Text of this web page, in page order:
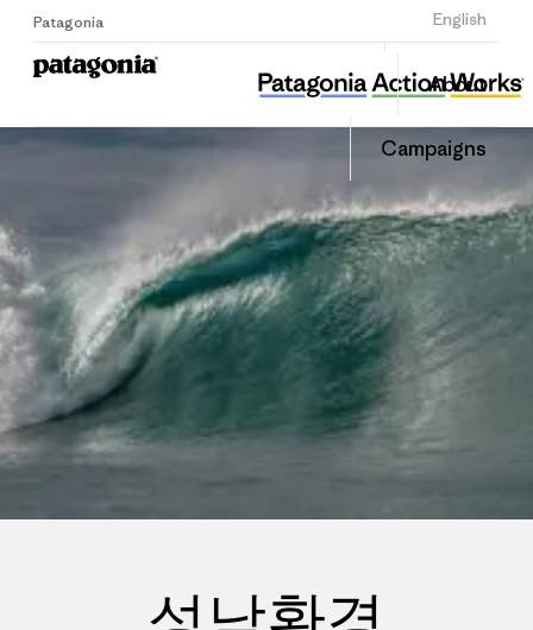
Patagonia English
Sign Up
About
Campaigns
성남환경운동연합
Share
this
Share
on